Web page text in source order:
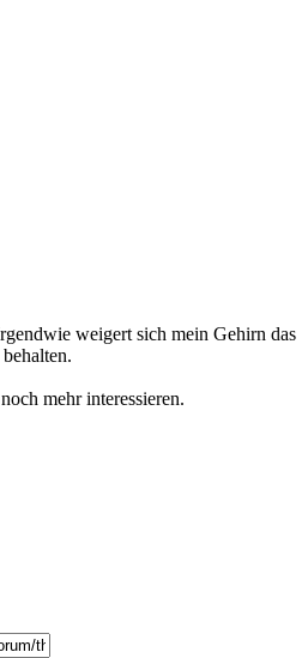
weigert sich mein Gehirn das
mehr interessieren.